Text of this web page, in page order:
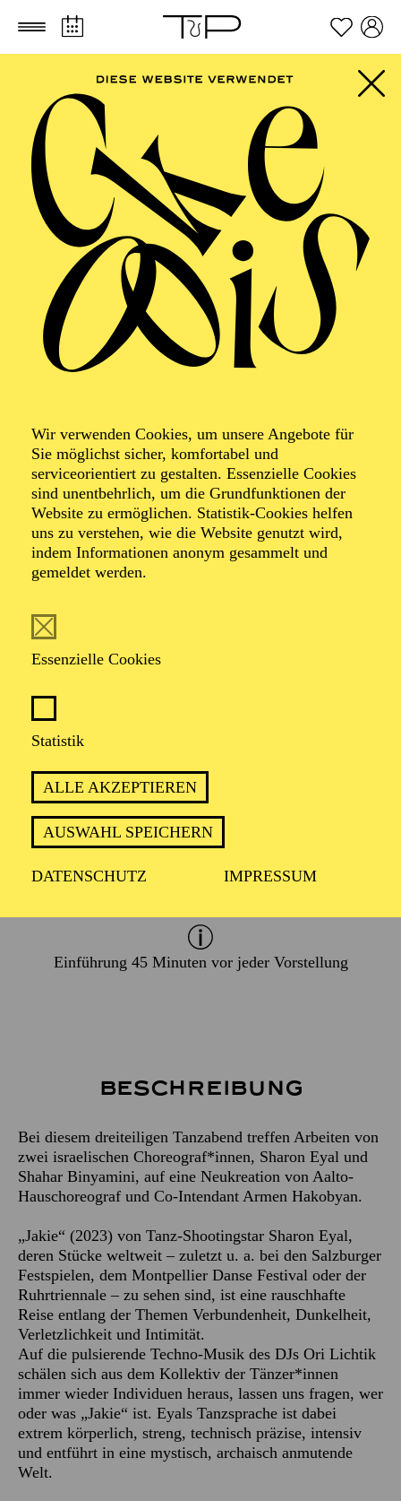
Zum Hauptinhalt springen Zum Footer springen
Wir verwenden Cookies, um unsere Angebote für
Sie möglichst sicher, komfortabel und
serviceorientiert zu gestalten. Essenzielle Cookies
sind unentbehrlich, um die Grundfunktionen der
Website zu ermöglichen. Statistik-Cookies helfen
uns zu verstehen, wie die Website genutzt wird,
indem Informationen anonym gesammelt und
gemeldet werden.
Essenzielle Cookies
Statistik
ALLE AKZEPTIEREN
AUSWAHL SPEICHERN
DATENSCHUTZ IMPRESSUM
AALTO BALLETT
Perspectives
Tripleabend mit Choreografien von Sharon Eyal,
Shahar Binyamini und Armen Hakobyan
Musik von James Brown, Ori Lichtik, Ryuichi
Sakamoto, Maurice Ravel u. a.
HYPNOTISCH: EIN TANZABEND
ZWISCHEN TECHNO, NEOKLASSIK
UND PURER EMOTION
PREMIERE
Einführung 45 Minuten vor jeder Vorstellung
Beschreibung
Bei diesem dreiteiligen Tanzabend treffen Arbeiten von
zwei israelischen Choreograf*innen, Sharon Eyal und
Shahar Binyamini, auf eine Neukreation von Aalto-
Hauschoreograf und Co-Intendant Armen Hakobyan.
„Jakie“ (2023) von Tanz-Shootingstar Sharon Eyal,
deren Stücke weltweit – zuletzt u. a. bei den Salzburger
Festspielen, dem Montpellier Danse Festival oder der
Ruhrtriennale – zu sehen sind, ist eine rauschhafte
Reise entlang der Themen Verbundenheit, Dunkelheit,
Verletzlichkeit und Intimität.
Auf die pulsierende Techno-Musik des DJs Ori Lichtik
schälen sich aus dem Kollektiv der Tänzer*innen
immer wieder Individuen heraus, lassen uns fragen, wer
oder was „Jakie“ ist. Eyals Tanzsprache ist dabei
extrem körperlich, streng, technisch präzise, intensiv
und entführt in eine mystisch, archaisch anmutende
Welt.